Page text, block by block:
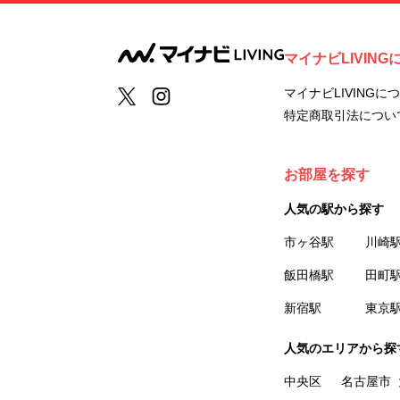
マイナビLIVING
マイナビLIVINGに
特定商取引法につい
お部屋を探す
人気の駅から探す
市ヶ谷駅 川崎
飯田橋駅 田町
新宿駅 東京
人気のエリアから探
中央区 名古屋市